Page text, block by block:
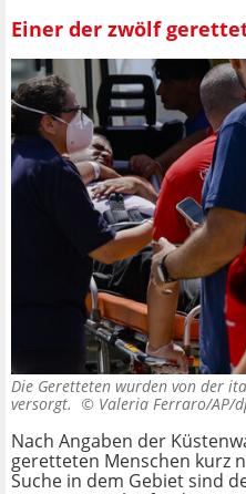
Einer der zwölf
Die Geretteten wurden von der
versorgt. © Valeria Ferraro/AP/
Nach Angaben der
geretteten Menschen kurz
Suche in dem Gebiet sind